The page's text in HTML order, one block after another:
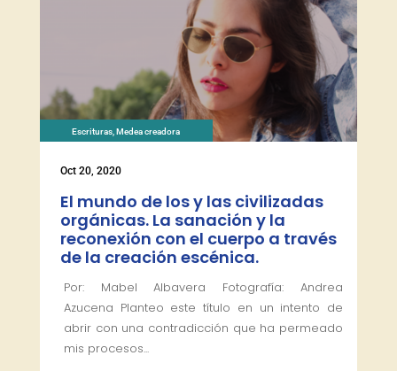
Escrituras ,Medea creadora
Oct 20, 2020
El mundo de los y las civilizadas
orgánicas. La sanación y la
reconexión con el cuerpo a través
de la creación escénica.
Por: Mabel Albavera Fotografía: Andrea
Azucena Planteo este título en un intento de
abrir con una contradicción que ha permeado
mis procesos...